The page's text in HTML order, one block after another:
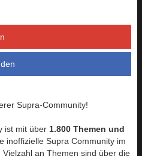
Supra-Community!
ist mit über 1.800 Themen und
inoffizielle Supra Community im
an Themen sind über die